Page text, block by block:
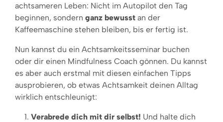
achtsameren Leben: Nicht im Autopilot den Tag
beginnen, sondern ganz bewusst an der
Kaffeemaschine stehen bleiben, bis er fertig ist.
Nun kannst du ein Achtsamkeitsseminar buchen
oder dir einen Mindfulness Coach gönnen. Du kannst
es aber auch erstmal mit diesen einfachen Tipps
ausprobieren, ob etwas Achtsamkeit deinen Alltag
wirklich entschleunigt:
Verabrede dich mit dir selbst! Und halte dich